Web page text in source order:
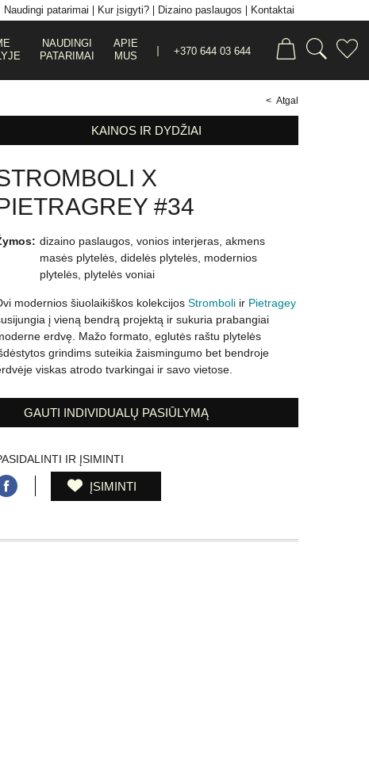
Naudingi patarimai Kur įsigyti? Dizaino paslaugos Kontaktai
NAUDINGI
PATARIMAI
APIE
MUS
+370 644 03 644
< Atgal
KAINOS IR DYDŽIAI
X
#34
dizaino paslaugos, vonios interjeras, akmens
masės plytelės, didelės plytelės, modernios
plytelės, plytelės voniai
modernios šiuolaikiškos kolekcijos Stromboliir Pietragey
į vieną bendrą projektą ir sukuria prabangiai
erdvę. Mažo formato, eglutės raštu plytelės
grindims suteikia žaismingumo bet bendroje
viskas atrodo tvarkingai ir savo vietose.
GAUTI INDIVIDUALŲ PASIŪLYMĄ
IR ĮSIMINTI
ĮSIMINTI